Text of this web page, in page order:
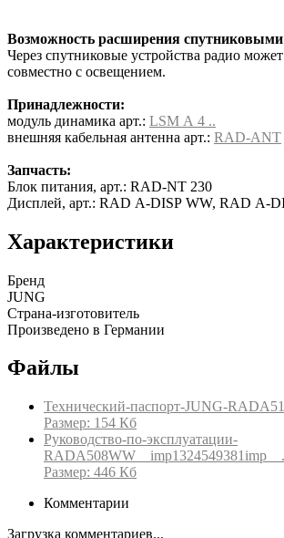
Возможность расширения спутниковыми
Через спутниковые устройства радио
совместно с освещением.
Принадлежности:
модуль динамика арт.: LSM A 4 ..
внешняя кабельная антенна арт.: RAD-ANT
Запчасть:
Блок питания, арт.: RAD-NT 230
Дисплей, арт.: RAD A-DISP WW, RAD A-
Характеристики
Бренд
JUNG
Страна-изготовитель
Произведено в Германии
Файлы
Технический-паспорт-JUNG-
Размер: 154 Кб
Руководство-по-эксплуатации-
Размер: 446 Кб
Комментарии
Загрузка комментариев...